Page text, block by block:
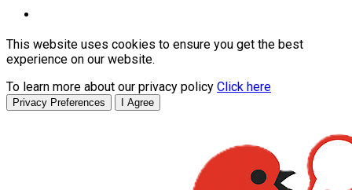
This website uses cookies to ensure you get the best
experience on our website.
To learn more about our privacy policy Click here
Privacy Preferences I Agree